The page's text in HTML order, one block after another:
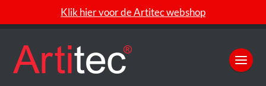
Klik hier voor de Artitec webshop